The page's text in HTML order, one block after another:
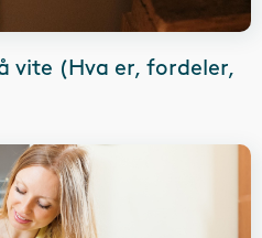
vite (Hva er, fordeler,